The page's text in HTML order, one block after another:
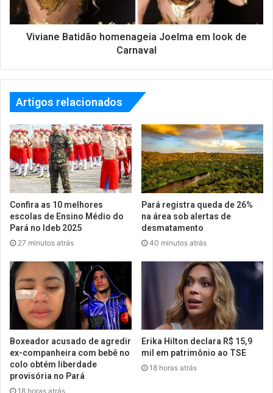
Viviane Batidão homenageia Joelma em look de
Carnaval
Artigos relacionados
Confira as 10 melhores
escolas de Ensino Médio do
Pará no Ideb 2025
27 minutos atrás
Pará registra queda de 26%
na área sob alertas de
desmatamento
40 minutos atrás
Boxeador acusado de agredir
ex-companheira com bebê no
colo obtém liberdade
provisória no Pará
18 horas atrás
Erika Hilton declara R$ 15,9
mil em patrimônio ao TSE
18 horas atrás